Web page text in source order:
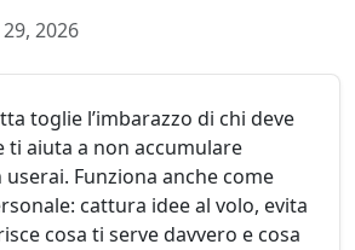
2026
toglie l’imbarazzo di chi deve
ti aiuta a non accumulare
Funziona anche come
cattura idee al volo, evita
cosa ti serve davvero e cosa